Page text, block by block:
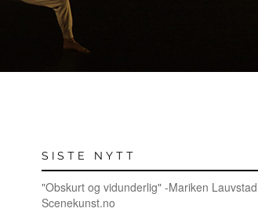
SISTE NYTT
"Obskurt og vidunderlig" -Mariken
Scenekunst.no